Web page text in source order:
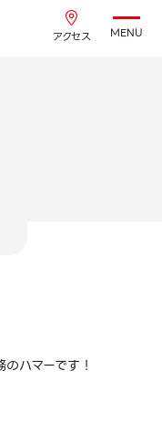
アクセス MENU
ハマーです！